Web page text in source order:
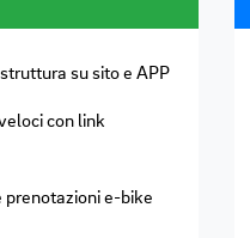
su sito e APP
con link
prenotazioni e-bike